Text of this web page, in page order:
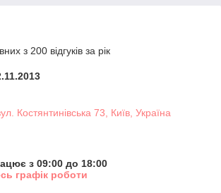
з 200 відгуків за рік
Костянтинівська 73, Київ, Україна
з 09:00 до 18:00
графік роботи